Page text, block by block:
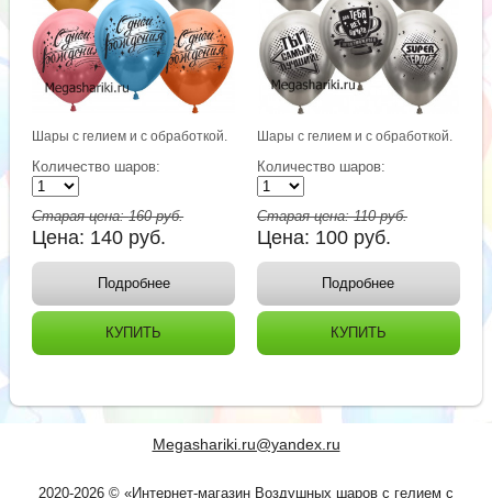
Шары с гелием и с обработкой.
Количество шаров:
Старая цена:160руб.
Цена: 140 руб.
Подробнее
КУПИТЬ
Шары с гелием и с обработкой.
Количество шаров:
Старая цена:110руб.
Цена: 100 руб.
Подробнее
КУПИТЬ
Megashariki.ru@yandex.ru
2020-2026 © «Интернет-магазин Воздушных шаров с гелием с